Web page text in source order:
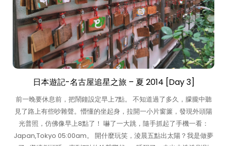
日本遊記-名古屋追星之旅 – 夏 2014 [Day 3]
前一晚要休息前，把鬧鐘設定早上7點。 不知道過了多久，朦朧中聽
見了路上有些吵雜聲。懵懂的坐起身，拉開一小片窗簾，發現外頭陽
光普照，仿佛像早上8點了！ 嚇了一大跳，隨手抓起了手機一看：
Japan,Tokyo 05:00am。 開什麼玩笑，淩晨五點出太陽？我是做夢